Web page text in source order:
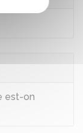
est-on